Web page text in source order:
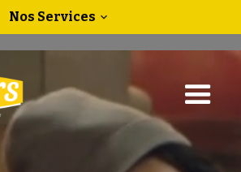
Nos Services expand_more